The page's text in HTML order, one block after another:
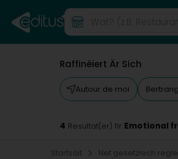
Raffinéiert Är Sich
Autour de moi
4 Resultat(er) fir Emotional
Startsäit Net gesetzlech